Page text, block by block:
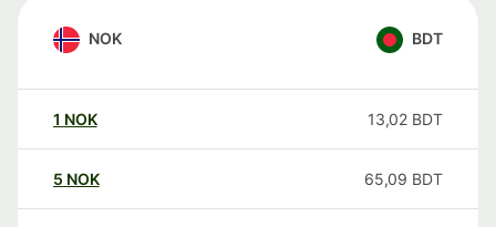
NOK BDT
1 NOK 13,02 BDT
5 NOK 65,09 BDT